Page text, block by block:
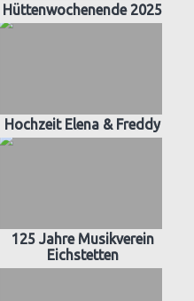
Hüttenwochenende 2025
Hochzeit Elena & Freddy
125 Jahre Musikverein
Eichstetten